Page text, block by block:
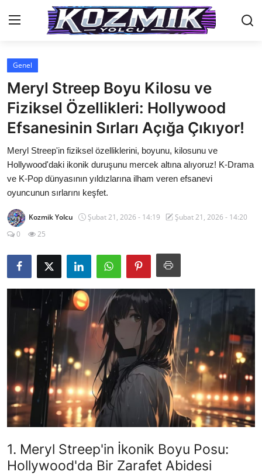
Anasayfa
İletişim
Genel
Anime Önerileri
Kore Dünyası
Anime
Dizi & Film
Testler
Genel
Meryl Streep Boyu Kilosu ve
Fiziksel Özellikleri: Hollywood
Efsanesinin Sırları Açığa Çıkıyor!
Meryl Streep'in fiziksel özelliklerini, boyunu, kilosunu ve
Hollywood'daki ikonik duruşunu mercek altına alıyoruz! K-Drama
ve K-Pop dünyasının yıldızlarına ilham veren efsanevi
oyuncunun sırlarını keşfet.
Kozmik Yolcu Şubat 21, 2026 - 14:19
Şubat 21, 2026 - 14:20
0
25
1. Meryl Streep'in İkonik Boyu Posu:
Hollywood'da Bir Zarafet Abidesi